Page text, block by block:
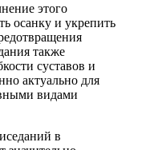
этого
осанку и укрепить
также
суставов и
актуально для
видами
в